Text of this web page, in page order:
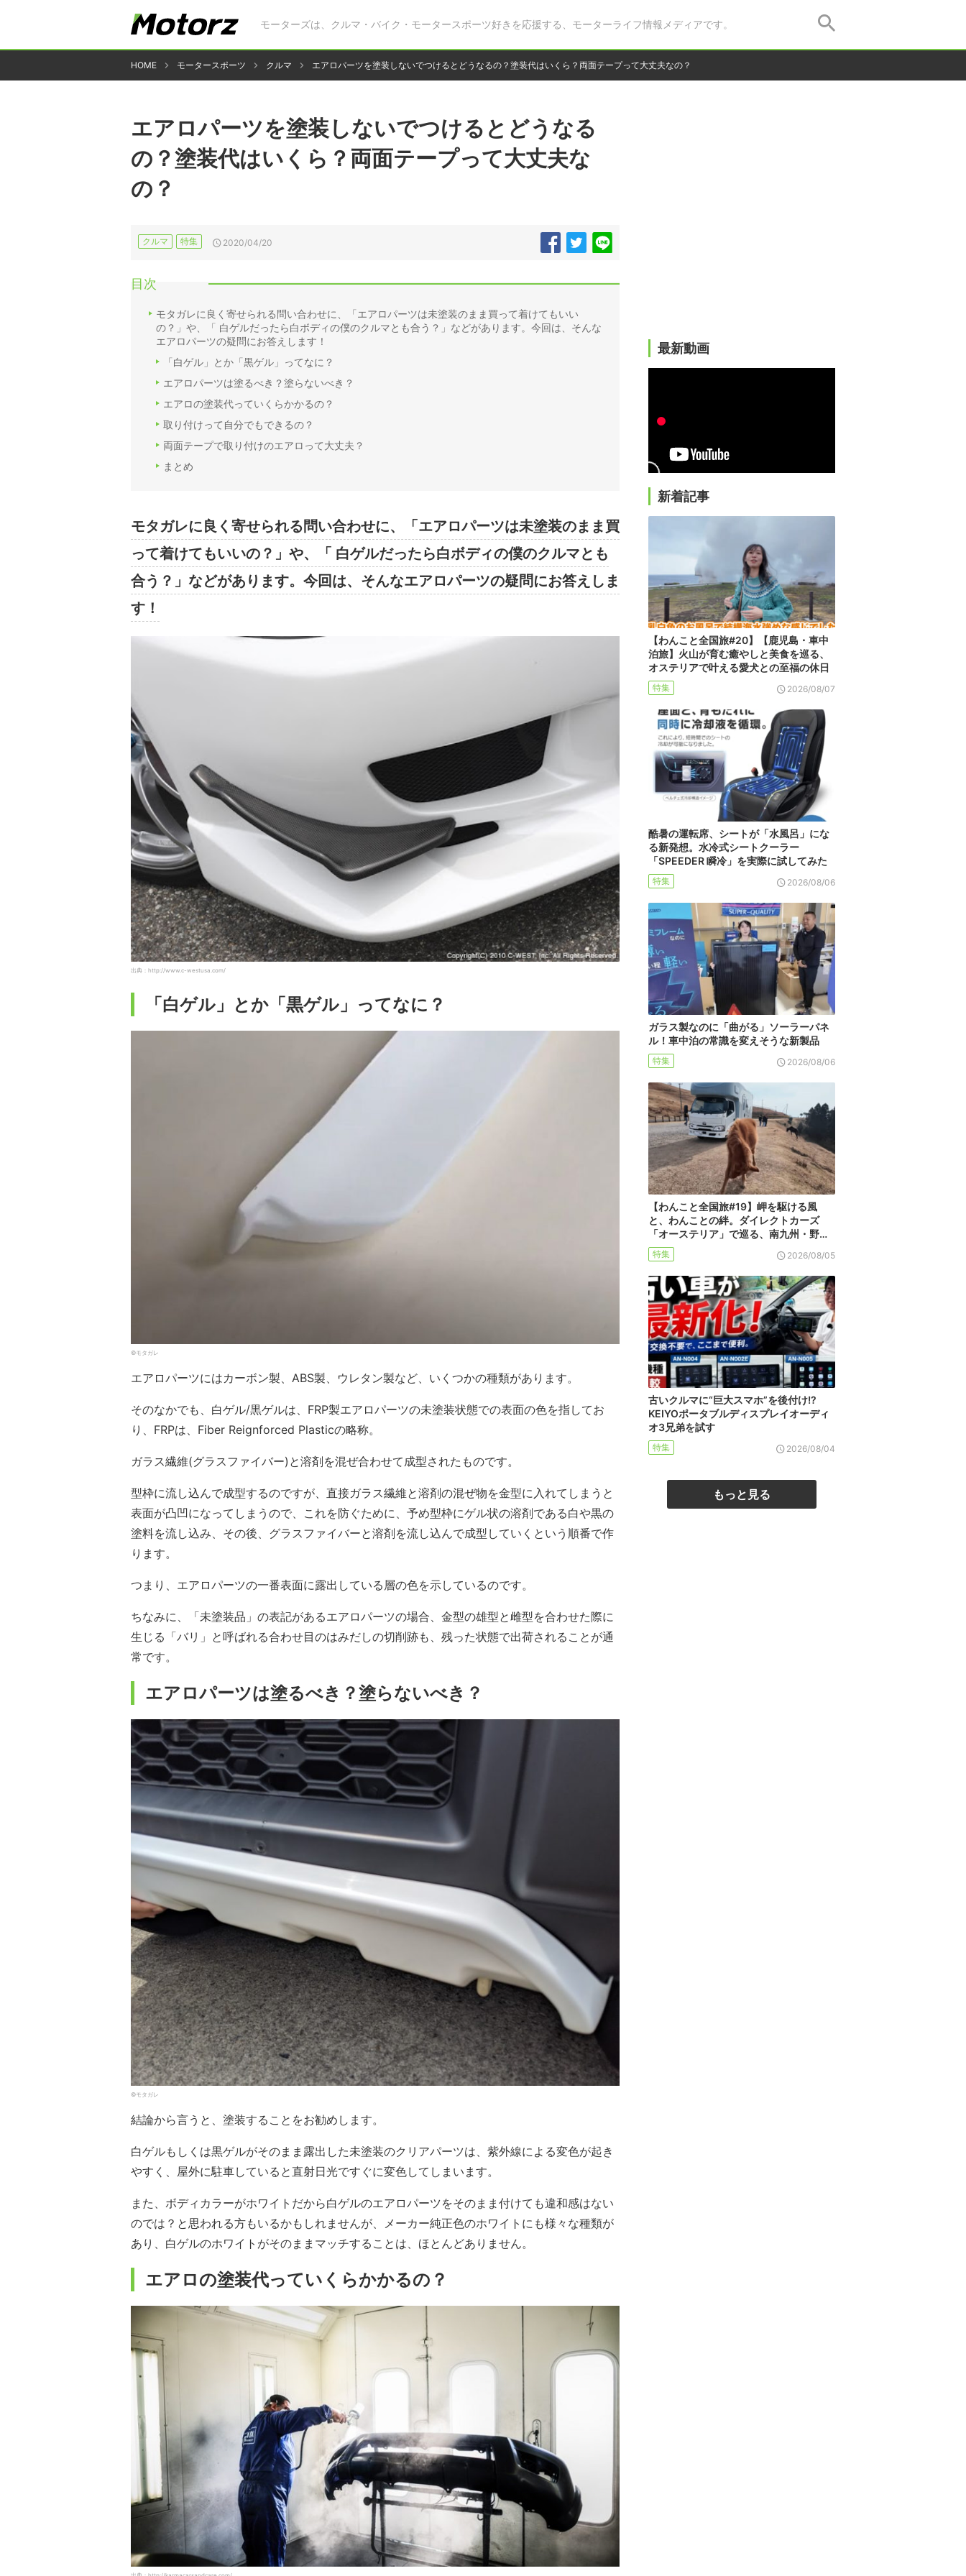
モーターズは、クルマ・バイク・モータースポーツ好きを応援する、モーターライフ情報メディアです。
HOME モータースポーツ クルマ エアロパーツを塗装しないでつけるとどうなるの？塗装代はいくら？両面テープって大丈夫なの？
エアロパーツを塗装しないでつけるとどうなる
の？塗装代はいくら？両面テープって大丈夫な
の？
クルマ 特集 2020/04/20
目次
モタガレに良く寄せられる問い合わせに、「エアロパーツは未塗装のまま買って着けてもいい
の？」や、「 白ゲルだったら白ボディの僕のクルマとも合う？」などがあります。今回は、そんな
エアロパーツの疑問にお答えします！
「白ゲル」とか「黒ゲル」ってなに？
エアロパーツは塗るべき？塗らないべき？
エアロの塗装代っていくらかかるの？
取り付けって自分でもできるの？
両面テープで取り付けのエアロって大丈夫？
まとめ
モタガレに良く寄せられる問い合わせに、「エアロパーツは未塗装のまま買
って着けてもいいの？」や、「 白ゲルだったら白ボディの僕のクルマとも
合う？」などがあります。今回は、そんなエアロパーツの疑問にお答えしま
す！
出典：http://www.c-westusa.com/
「白ゲル」とか「黒ゲル」ってなに？
©モタガレ
エアロパーツにはカーボン製、ABS製、ウレタン製など、いくつかの種類があります。
そのなかでも、白ゲル/黒ゲルは、FRP製エアロパーツの未塗装状態での表面の色を指してお
り、FRPは、Fiber Reignforced Plasticの略称。
ガラス繊維(グラスファイバー)と溶剤を混ぜ合わせて成型されたものです。
型枠に流し込んで成型するのですが、直接ガラス繊維と溶剤の混ぜ物を金型に入れてしまうと
表面が凸凹になってしまうので、これを防ぐために、予め型枠にゲル状の溶剤である白や黒の
塗料を流し込み、その後、グラスファイバーと溶剤を流し込んで成型していくという順番で作
ります。
つまり、エアロパーツの一番表面に露出している層の色を示しているのです。
ちなみに、「未塗装品」の表記があるエアロパーツの場合、金型の雄型と雌型を合わせた際に
生じる「バリ」と呼ばれる合わせ目のはみだしの切削跡も、残った状態で出荷されることが通
常です。
エアロパーツは塗るべき？塗らないべき？
©モタガレ
結論から言うと、塗装することをお勧めします。
白ゲルもしくは黒ゲルがそのまま露出した未塗装のクリアパーツは、紫外線による変色が起き
やすく、屋外に駐車していると直射日光ですぐに変色してしまいます。
また、ボディカラーがホワイトだから白ゲルのエアロパーツをそのまま付けても違和感はない
のでは？と思われる方もいるかもしれませんが、メーカー純正色のホワイトにも様々な種類が
あり、白ゲルのホワイトがそのままマッチすることは、ほとんどありません。
エアロの塗装代っていくらかかるの？
最新動画
新着記事
【わんこと全国旅#20】【鹿児島・車中
泊旅】火山が育む癒やしと美食を巡る、
オステリアで叶える愛犬との至福の休日
特集 2026/08/07
酷暑の運転席、シートが「水風呂」にな
る新発想。水冷式シートクーラー
「SPEEDER 瞬冷」を実際に試してみた
特集 2026/08/06
ガラス製なのに「曲がる」ソーラーパネ
ル！車中泊の常識を変えそうな新製品
特集 2026/08/06
【わんこと全国旅#19】岬を駆ける風
と、わんことの絆。ダイレクトカーズ
「オーステリア」で巡る、南九州・野…
特集 2026/08/05
古いクルマに“巨大スマホ”を後付け!?
KEIYOポータブルディスプレイオーディ
オ3兄弟を試す
特集 2026/08/04
もっと見る